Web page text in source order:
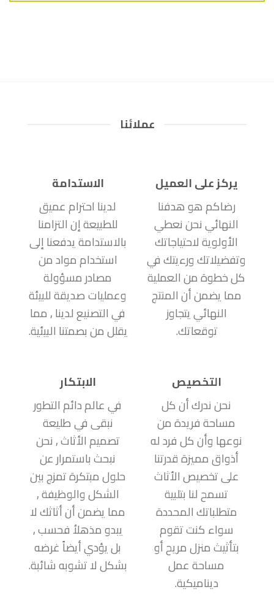
عملائنا
يركز على العميل
رضاكم هو هدفنا
النهائي نحن نعطي
الأولوية لاحتياجاتك
وتفضيلاتك ورءيتك في
كل خطوة من العملية
مما يضمن أن المنتج
النهائي يتجاوز
توقعاتك.
الاستدامة
لدينا احترام عميق
للطبيعة إن التزامنا
بالاستدامة يدفعنا إلى
استخدام مواد من
مصادر مسؤولة
وعمليات صديقة للبيئة
في التصنيع لدينا , مما
يقلل من بصمتنا البيئية.
التخصيص
نحن ندرك أن كل
مساحة فريدة من
نوعها وأن كل فرد له
أذواق مميزة قدرتنا
على تخصيص الأثاث
تسمح لنا بتلبية
متطلباتك المحددة
سواء كنت تقوم
بتأثيث منزل مريح أو
مساحة عمل
ديناميكية.
الابتكار
في عالم دائم التطور
نبقى في طليعة
تصميم الأثاث , نحن
نبحث باستمرار عن
حلول مبتكرة تمزج بين
الشكل والوظيفة ,
مما يضمن أن أثاثك لا
يبدو مذهلاُ فحسب ,
بل يؤدي أيضاً غرضه
بشكل لا تشوبه شائبة.